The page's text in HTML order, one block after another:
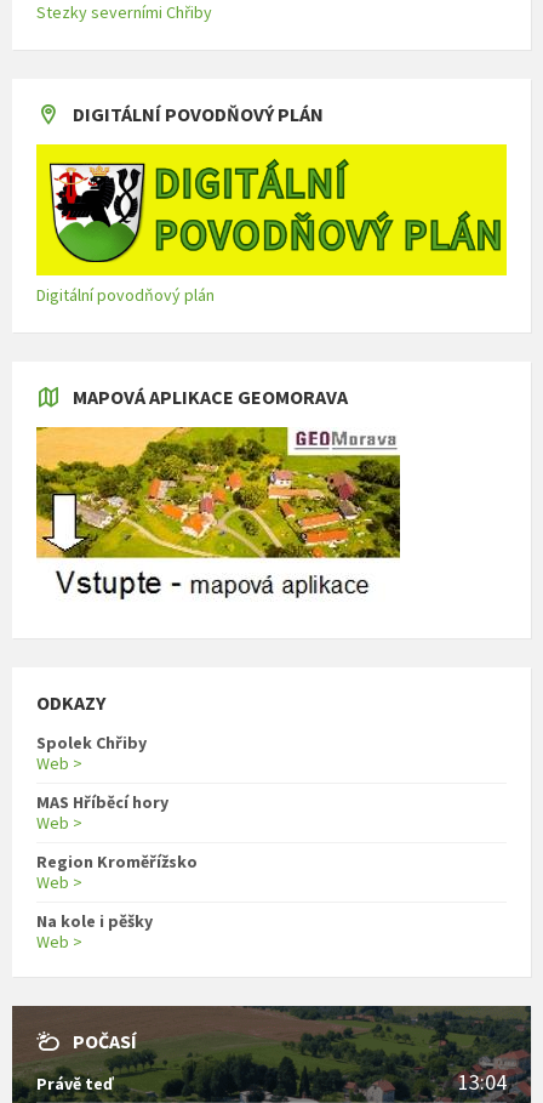
Stezky severními Chřiby
DIGITÁLNÍ POVODŇOVÝ PLÁN
Digitální povodňový plán
MAPOVÁ APLIKACE GEOMORAVA
ODKAZY
Spolek Chřiby
Web >
MAS Hříběcí hory
Web >
Region Kroměřížsko
Web >
Na kole i pěšky
Web >
POČASÍ
Právě teď 13:04